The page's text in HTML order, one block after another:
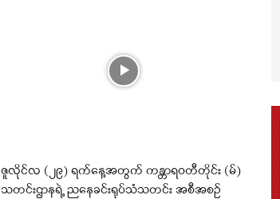
ဇူလိုင်လ (၂၉) ရက်နေ့အတွက် ကန္တာရဝတီတိုင်း (မ်)
သတင်းဌာနရဲ့ ညနေခင်းရုပ်သံသတင်း အစီအစဉ်